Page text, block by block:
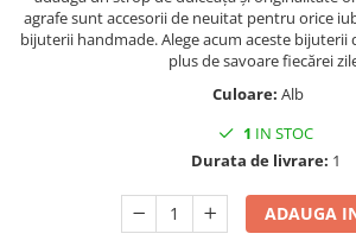
agrafe sunt accesorii de neuitat pentru orice
bijuterii handmade. Alege acum aceste bijuterii
plus de savoare fiecărei
Culoare: Alb
1 IN STOC
Durata de livrare: 1
ADAUGA